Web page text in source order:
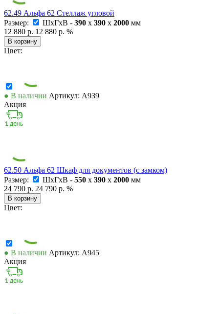
62.49 Альфа 62 Стеллаж угловой
Размер:
ШxГxВ - 390 x 390 x 2000 мм
12 880 р. 12 880 р. %
В корзину
Цвет:
● В наличии Артикул: А939
Акция
62.50 Альфа 62 Шкаф для документов (с замком)
Размер:
ШxГxВ - 550 x 390 x 2000 мм
24 790 р. 24 790 р. %
В корзину
Цвет:
● В наличии Артикул: А945
Акция